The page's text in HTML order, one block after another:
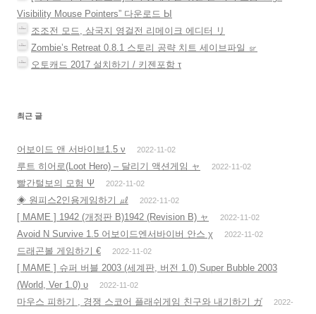
Visibility Mouse Pointers” 다운로드 Ы
조조전 모드, 삼국지 영걸전 리메이크 에디터 リ
Zombie’s Retreat 0.8.1 스토리 공략 치트 세이브파일 ㏛
오토캐드 2017 설치하기 / 키젠포함 τ
최근 글
어보이드 앤 서바이브1.5 ν 2022-11-02
루트 히어로(Loot Hero) – 달리기 액션게임 ャ 2022-11-02
빨간털보의 모험 Ψ 2022-11-02
◈ 원피스2인용게임하기 ㎕ 2022-11-02
[ MAME ] 1942 (개정판 B)1942 (Revision B) ャ 2022-11-02
Avoid N Survive 1.5 어보이드엔서바이버 안스 χ 2022-11-02
드래곤볼 게임하기 € 2022-11-02
[ MAME ] 슈퍼 버블 2003 (세계판, 버전 1.0) Super Bubble 2003
(World, Ver 1.0) υ
2022-11-02
마우스 피하기 , 경쟁 스코어 플래쉬게임 친구와 내기하기 ガ
2022-